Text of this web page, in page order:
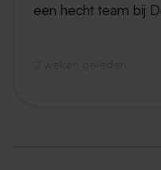
een hecht team bij